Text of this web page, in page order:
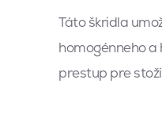
Táto škridla
homogénneho a
prestup pre